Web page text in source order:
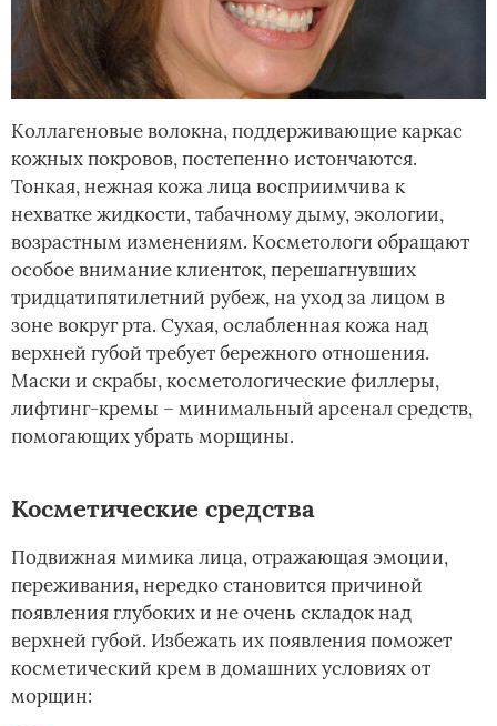
Коллагеновые волокна, поддерживающие каркас
кожных покровов, постепенно истончаются.
Тонкая, нежная кожа лица восприимчива к
нехватке жидкости, табачному дыму, экологии,
возрастным изменениям. Косметологи обращают
особое внимание клиенток, перешагнувших
тридцатипятилетний рубеж, на уход за лицом в
зоне вокруг рта. Сухая, ослабленная кожа над
верхней губой требует бережного отношения.
Маски и скрабы, косметологические филлеры,
лифтинг-кремы – минимальный арсенал средств,
помогающих убрать морщины.
Косметические средства
Подвижная мимика лица, отражающая эмоции,
переживания, нередко становится причиной
появления глубоких и не очень складок над
верхней губой. Избежать их появления поможет
косметический крем в домашних условиях от
морщин: